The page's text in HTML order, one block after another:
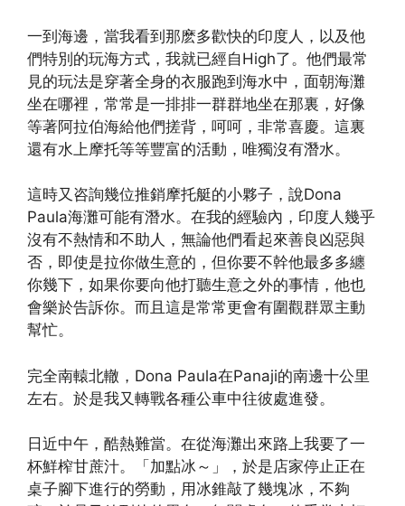
一到海邊，當我看到那麽多歡快的印度人，以及他
們特別的玩海方式，我就已經自High了。他們最常
見的玩法是穿著全身的衣服跑到海水中，面朝海灘
坐在哪裡，常常是一排排一群群地坐在那裏，好像
等著阿拉伯海給他們搓背，呵呵，非常喜慶。這裏
還有水上摩托等等豐富的活動，唯獨沒有潛水。
這時又咨詢幾位推銷摩托艇的小夥子，說Dona
Paula海灘可能有潛水。在我的經驗內，印度人幾乎
沒有不熱情和不助人，無論他們看起來善良凶惡與
否，即使是拉你做生意的，但你要不幹他最多多纏
你幾下，如果你要向他打聽生意之外的事情，他也
會樂於告訴你。而且這是常常更會有圍觀群眾主動
幫忙。
完全南轅北轍，Dona Paula在Panaji的南邊十公里
左右。於是我又轉戰各種公車中往彼處進發。
日近中午，酷熱難當。在從海灘出來路上我要了一
杯鮮榨甘蔗汁。「加點冰～」，於是店家停止正在
桌子腳下進行的勞動，用冰錐敲了幾塊冰，不夠